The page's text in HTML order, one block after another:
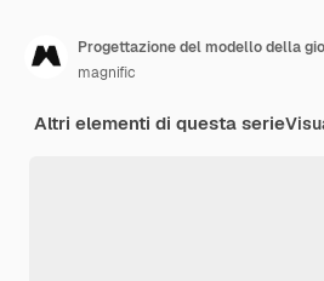
magnific
Altri elementi di questa serie